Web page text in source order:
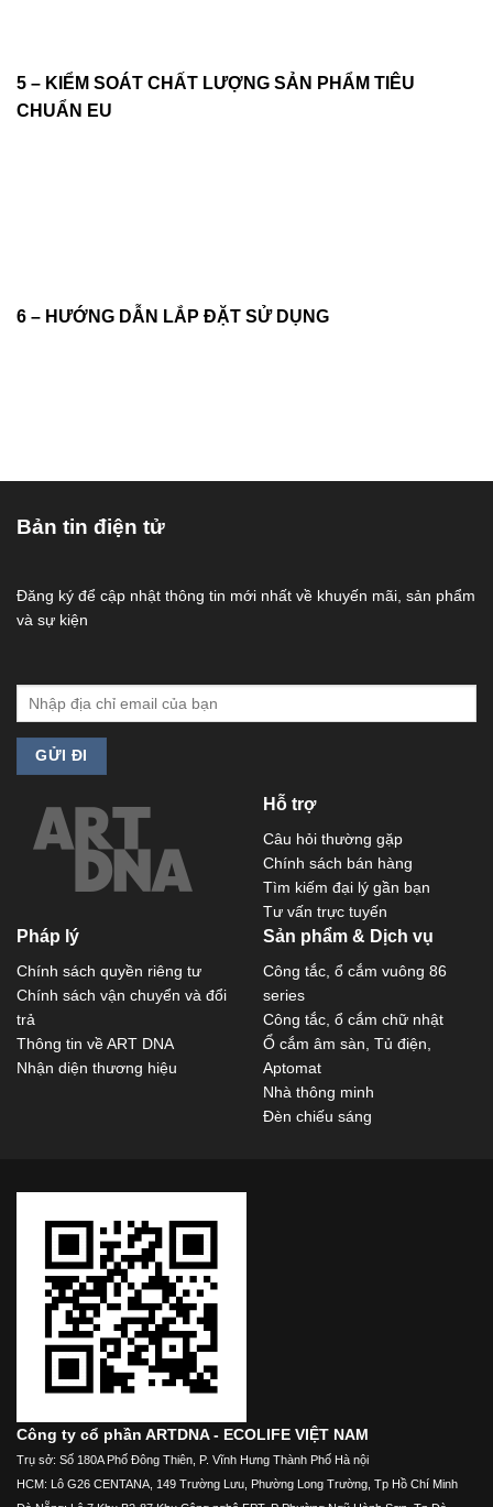
5 – KIỂM SOÁT CHẤT LƯỢNG SẢN PHẨM TIÊU
CHUẨN EU
6 – HƯỚNG DẪN LẮP ĐẶT SỬ DỤNG
Bản tin điện tử
Đăng ký để cập nhật thông tin mới nhất về khuyến mãi, sản phẩm
và sự kiện
Hỗ trợ
Câu hỏi thường gặp
Chính sách bán hàng
Tìm kiếm đại lý gần bạn
Tư vấn trực tuyến
Pháp lý
Chính sách quyền riêng tư
Chính sách vận chuyển và đổi
trả
Thông tin về ART DNA
Nhận diện thương hiệu
Sản phẩm & Dịch vụ
Công tắc, ổ cắm vuông 86
series
Công tắc, ổ cắm chữ nhật
Ổ cắm âm sàn, Tủ điện,
Aptomat
Nhà thông minh
Đèn chiếu sáng
Công ty cổ phần ARTDNA - ECOLIFE VIỆT NAM
Trụ sở: Số 180A Phố Đông Thiên, P. Vĩnh Hưng Thành Phố Hà nội
HCM: Lô G26 CENTANA, 149 Trường Lưu, Phường Long Trường, Tp Hồ Chí Minh